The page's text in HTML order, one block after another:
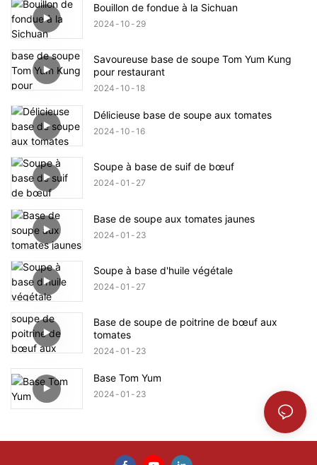
Bouillon de fondue à la Sichuan
2024 10 29
Savoureuse base de soupe Tom Yum Kung
pour restaurant
2024 10 18
Délicieuse base de soupe aux tomates
2024 10 16
Soupe à base de suif de bœuf
2024 01 27
Base de soupe aux tomates jaunes
2024 01 23
Soupe à base d'huile végétale
2024 01 27
Base de soupe de poitrine de bœuf aux
tomates
2024 01 23
Base Tom Yum
2024 01 23